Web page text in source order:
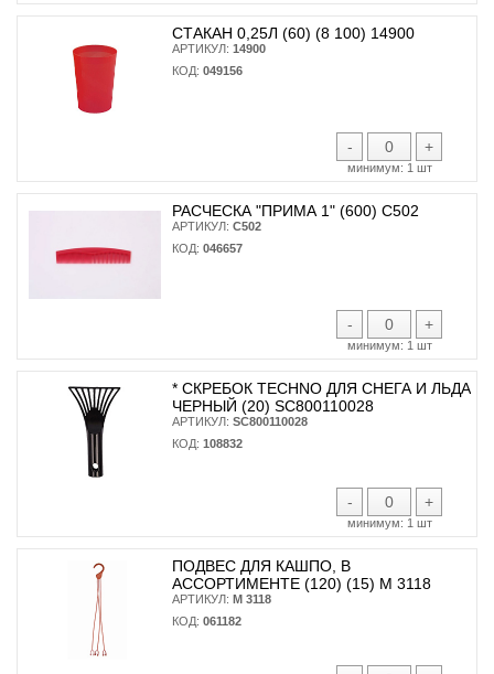
СТАКАН 0,25Л (60) (8 100) 14900
АРТИКУЛ: 14900
КОД: 049156
- +
минимум: 1 шт
РАСЧЕСКА "ПРИМА 1" (600) С502
АРТИКУЛ: С502
КОД: 046657
- +
минимум: 1 шт
* CКРЕБОК TECHNO ДЛЯ СНЕГА И ЛЬДА
ЧЕРНЫЙ (20) SC800110028
АРТИКУЛ: SC800110028
КОД: 108832
- +
минимум: 1 шт
ПОДВЕС ДЛЯ КАШПО, В
АССОРТИМЕНТЕ (120) (15) М 3118
АРТИКУЛ: М 3118
КОД: 061182